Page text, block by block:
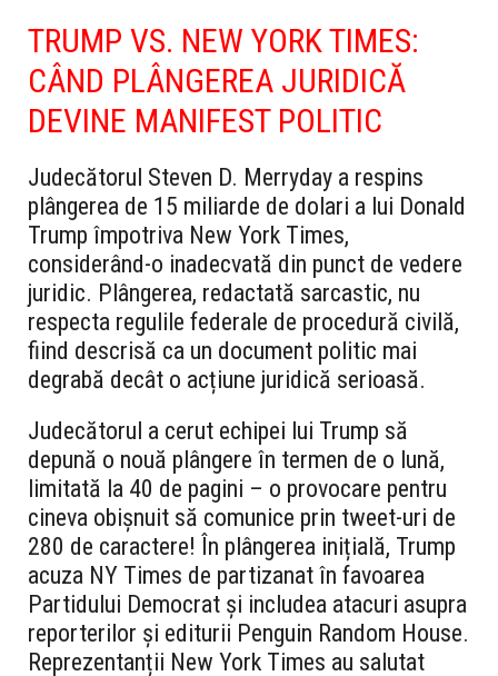
TRUMP VS. NEW YORK TIMES:
CÂND PLÂNGEREA JURIDICĂ
DEVINE MANIFEST POLITIC
Judecătorul Steven D. Merryday a respins
plângerea de 15 miliarde de dolari a lui Donald
Trump împotriva New York Times,
considerând-o inadecvată din punct de vedere
juridic. Plângerea, redactată sarcastic, nu
respecta regulile federale de procedură civilă,
fiind descrisă ca un document politic mai
degrabă decât o acțiune juridică serioasă.
Judecătorul a cerut echipei lui Trump să
depună o nouă plângere în termen de o lună,
limitată la 40 de pagini – o provocare pentru
cineva obișnuit să comunice prin tweet-uri de
280 de caractere! În plângerea inițială, Trump
acuza NY Times de partizanat în favoarea
Partidului Democrat și includea atacuri asupra
reporterilor și editurii Penguin Random House.
Reprezentanții New York Times au salutat